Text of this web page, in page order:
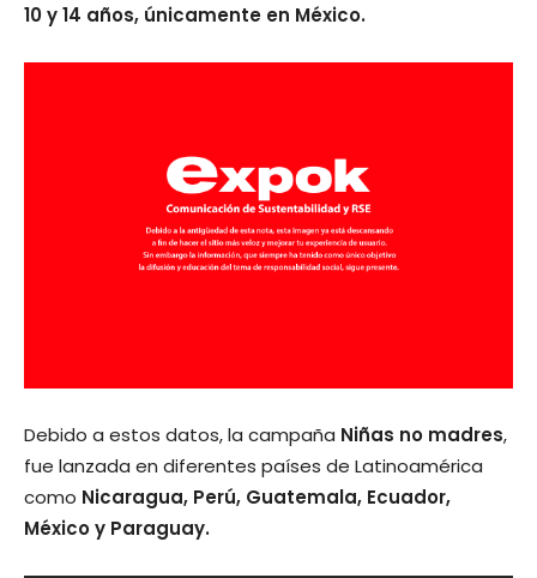
10 y 14 años, únicamente en México.
Debido a estos datos, la campaña Niñas no madres,
fue lanzada en diferentes países de Latinoamérica
como Nicaragua, Perú, Guatemala, Ecuador,
México y Paraguay.